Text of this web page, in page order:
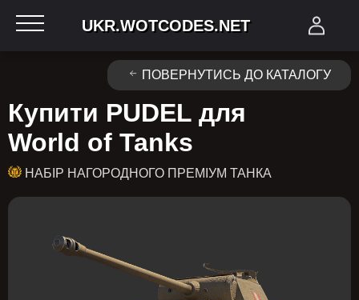
UKR.WOTCODES.NET
ПОВЕРНУТИСЬ ДО КАТАЛОГУ
Купити PUDEL для
World of Tanks
НАБІР НАГОРОДНОГО ПРЕМІУМ ТАНКА